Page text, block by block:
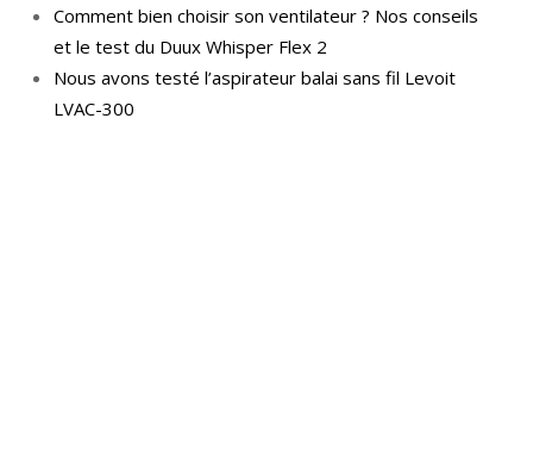
Comment bien choisir son ventilateur ? Nos conseils
et le test du Duux Whisper Flex 2
Nous avons testé l’aspirateur balai sans fil Levoit
LVAC-300